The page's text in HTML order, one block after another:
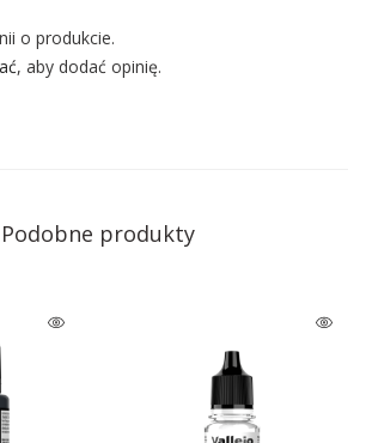
o produkcie.
, aby dodać opinię.
Podobne produkty